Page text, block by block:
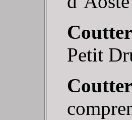
Petit